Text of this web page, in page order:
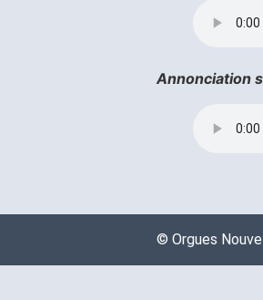
Annonciation
©️ Orgues